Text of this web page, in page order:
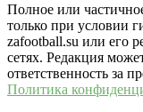
Полное или
только при условии
zafootball.su или его
сетях. Редакция
ответственность за
Политика